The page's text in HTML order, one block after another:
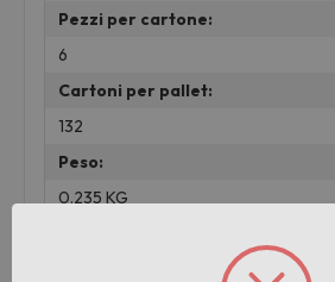
Pezzi per cartone:
6
Cartoni per pallet:
132
Peso:
0.235 KG